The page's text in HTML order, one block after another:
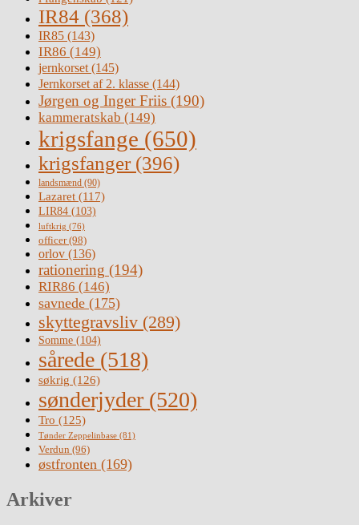
IR84 (368)
IR85 (143)
IR86 (149)
jernkorset(145)
Jernkorset af 2. klasse (144)
Jørgen og Inger Friis (190)
kammeratskab (149)
krigsfange (650)
krigsfanger (396)
landsmænd (90)
Lazaret (117)
LIR84 (103)
luftkrig (76)
officer(98)
orlov (136)
rationering (194)
RIR86 (146)
savnede (175)
skyttegravsliv (289)
Somme (104)
sårede (518)
søkrig (126)
sønderjyder (520)
Tro (125)
Tønder Zeppelinbase (81)
Verdun (96)
østfronten (169)
Arkiver